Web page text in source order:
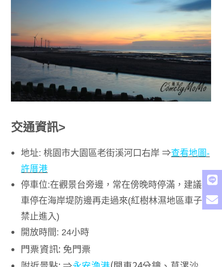
交通資訊>
地址:桃園市大園區老街溪河口右岸 ⇒查看地圖-
許厝港
停車位:在觀景台旁邊 ， 常在傍晚時停滿 ， 建議把
車停在海岸堤防邊再走過來(紅樹林濕地區車子
禁止進入)
開放時間 : 24小時
門票資訊: 免門票